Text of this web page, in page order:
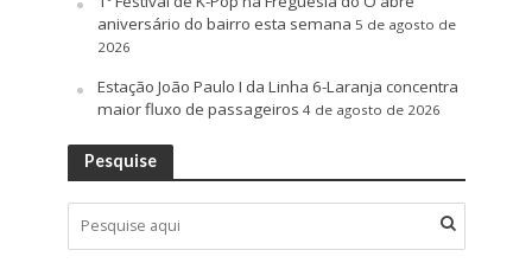
aniversário do bairro esta semana 5 de agosto de
2026
Estação João Paulo I da Linha 6-Laranja concentra
maior fluxo de passageiros 4 de agosto de 2026
Pesquise